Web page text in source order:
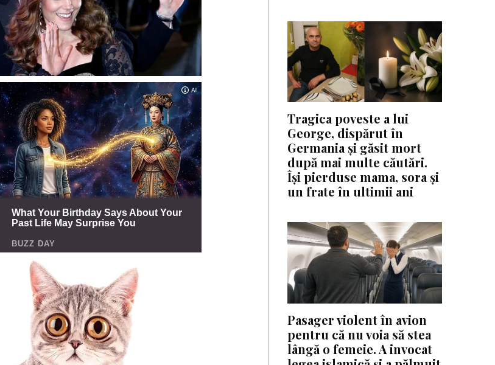
Tragica poveste a lui
George, dispărut în
Germania și găsit mort
după mai multe căutări.
Își pierduse mama, sora și
un frate în ultimii ani
Pasager violent în avion
pentru că nu voia să stea
lângă o femeie. A invocat